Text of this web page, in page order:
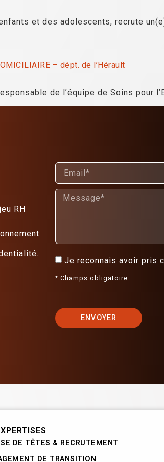
et des adolescents, recrute
– dépt. de l’Hérault
de l’équipe de Soins pour
RH
Je reconnais avoir pris
* Champs obligatoire
ENVOYER
DE TÊTES & RECRUTEMENT
DE TRANSITION